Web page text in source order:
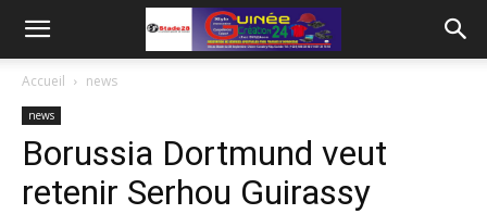
Accueil news
news
Borussia Dortmund veut
retenir Serhou Guirassy